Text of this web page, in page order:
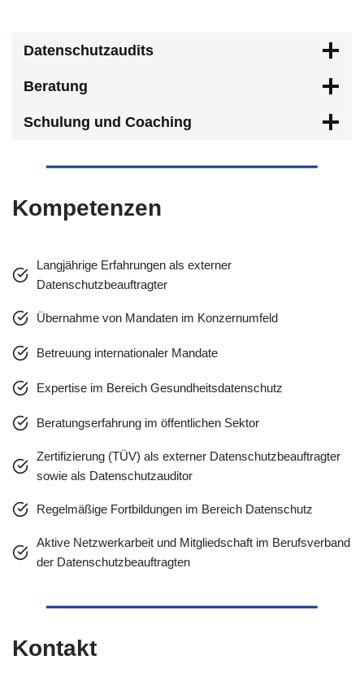
Datenschutzaudits
Beratung
Schulung und Coaching
Kompetenzen
Langjährige Erfahrungen als externer
Datenschutzbeauftragter
Übernahme von Mandaten im Konzernumfeld
Betreuung internationaler Mandate
Expertise im Bereich Gesundheitsdatenschutz
Beratungserfahrung im öffentlichen Sektor
Zertifizierung (TÜV) als externer Datenschutzbeauftragter
sowie als Datenschutzauditor
Regelmäßige Fortbildungen im Bereich Datenschutz
Aktive Netzwerkarbeit und Mitgliedschaft im Berufsverband
der Datenschutzbeauftragten
Kontakt